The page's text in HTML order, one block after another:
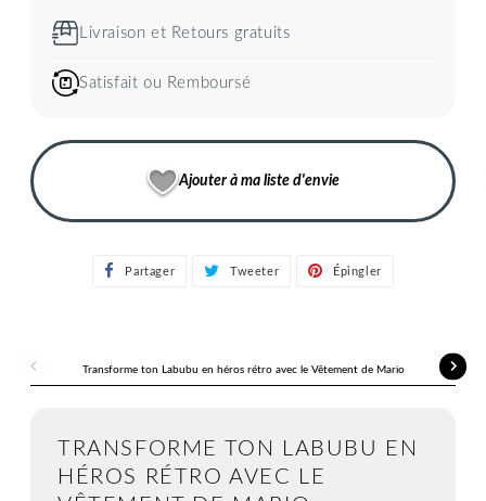
Livraison et Retours gratuits
Satisfait ou Remboursé
Ajouter à ma liste d'envie
Partager PartagerTweeter TweeterÉpingler
Transforme ton Labubu en héros rétro avec le Vêtement de Mario
TRANSFORME TON LABUBU EN
HÉROS RÉTRO AVEC LE